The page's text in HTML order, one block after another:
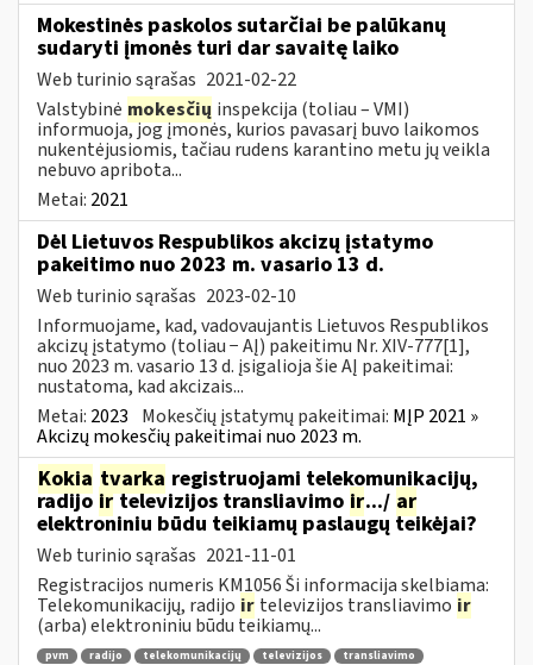
Mokestinės paskolos sutarčiai be palūkanų
sudaryti įmonės turi dar savaitę laiko
Web turinio sąrašas 2021-02-22
Valstybinė mokesčių inspekcija (toliau – VMI)
informuoja, jog įmonės, kurios pavasarį buvo laikomos
nukentėjusiomis, tačiau rudens karantino metu jų veikla
nebuvo apribota...
Metai: 2021
Dėl Lietuvos Respublikos akcizų įstatymo
pakeitimo nuo 2023 m. vasario 13 d.
Web turinio sąrašas 2023-02-10
Informuojame, kad, vadovaujantis Lietuvos Respublikos
akcizų įstatymo (toliau − AĮ) pakeitimu Nr. XIV-777[1],
nuo 2023 m. vasario 13 d. įsigalioja šie AĮ pakeitimai:
nustatoma, kad akcizais...
Metai: 2023 Mokesčių įstatymų pakeitimai: MĮP 2021 »
Akcizų mokesčių pakeitimai nuo 2023 m.
Kokia tvarka registruojami telekomunikacijų,
radijo irtelevizijos transliavimo ir.../ ar
elektroniniu būdu teikiamų paslaugų teikėjai?
Web turinio sąrašas 2021-11-01
Registracijos numeris KM1056 Ši informacija skelbiama:
Telekomunikacijų, radijo ir televizijos transliavimo ir
(arba) elektroniniu būdu teikiamų...
pvm radijo telekomunikacijų televizijos transliavimo